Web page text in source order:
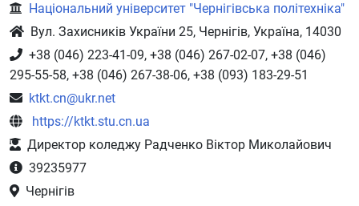
Національний університет "Чернігівська політехніка"
Вул. Захисників України 25, Чернігів, Україна, 14030
+38 (046) 223-41-09, +38 (046) 267-02-07, +38 (046)
295-55-58, +38 (046) 267-38-06, +38 (093) 183-29-51
ktkt.cn@ukr.net
https://ktkt.stu.cn.ua
Директор коледжу Радченко Віктор Миколайович
39235977
Чернігів